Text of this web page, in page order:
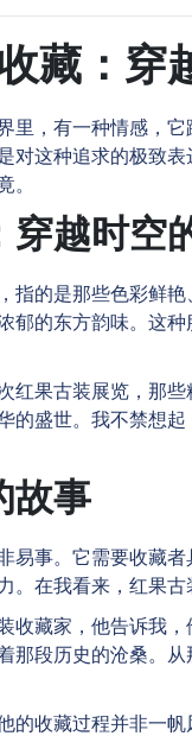
藏：穿
里，有一种情感，
对这种追求的极致
穿越时空
指的是那些色彩鲜
郁的东方韵味。这
红果古装展览，那
的盛世。我不禁想
故事
易事。它需要收藏
。在我看来，红果
收藏家，他告诉我
那段历史的沧桑。
的收藏过程并非一